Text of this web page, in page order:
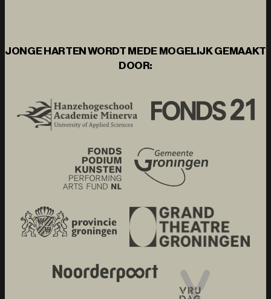
JONGE HARTEN WORDT MEDE MOGELIJK GEMAAKT
DOOR: